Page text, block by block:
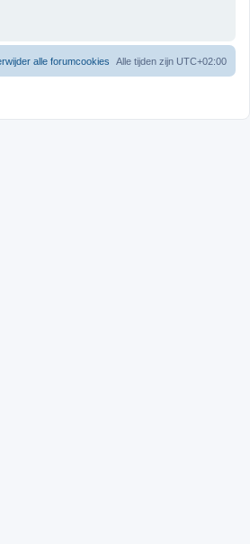
Alle tijden zijn UTC+02:00
alle forumcookies